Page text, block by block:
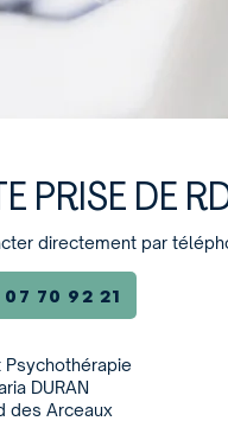
PRISE DE
directement par
70 92 21
Psychothérapie
DURAN
des Arceaux